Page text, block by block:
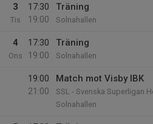
3
Tis
17:30
19:00
Träning
Solnahallen
4
Ons
17:30
19:00
Träning
Solnahallen
19:00
21:00
Match mot Visby IBK
SSL - Svenska Superligan
Solnahallen